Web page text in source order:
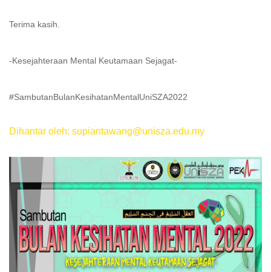
Terima kasih.
-Kesejahteraan Mental Keutamaan Sejagat-
#SambutanBulanKesihatanMentalUniSZA2022
Dihantar oleh: supiantawang@unisza.edu.my